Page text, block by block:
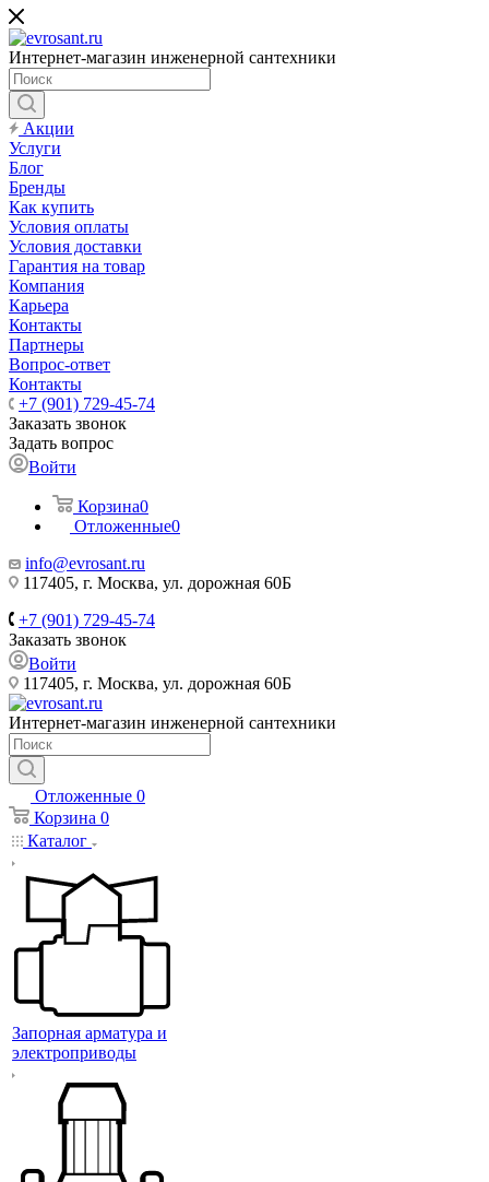
Интернет-магазин инженерной сантехники
Акции
Услуги
Блог
Бренды
Как купить
Условия оплаты
Условия доставки
Гарантия на товар
Компания
Карьера
Контакты
Партнеры
Вопрос-ответ
Контакты
+7 (901) 729-45-74
Заказать звонок
Задать вопрос
Войти
Корзина0
Отложенные0
info@evrosant.ru
117405, г. Москва, ул. дорожная 60Б
+7 (901) 729-45-74
Заказать звонок
Войти
117405, г. Москва, ул. дорожная 60Б
Интернет-магазин инженерной сантехники
Отложенные 0
Корзина 0
Каталог
Запорная арматура и
электроприводы